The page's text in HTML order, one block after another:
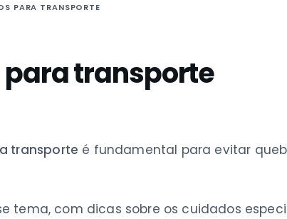
PARA TRANSPORTE
transporte
transporte é fundamental para evitar
tema, com dicas sobre os cuidados